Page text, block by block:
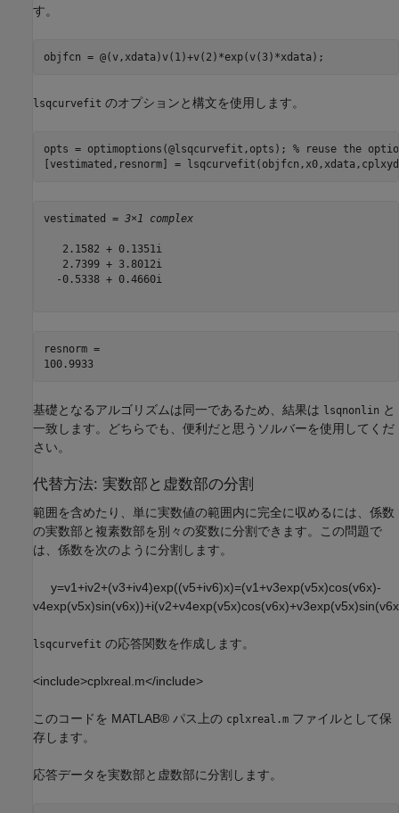
す。
objfcn = @(v,xdata)v(1)+v(2)*exp(v(3)*xdata);
lsqcurvefit のオプションと構文を使用します。
opts = optimoptions(@lsqcurvefit,opts); % reuse the
[vestimated,resnorm] =
vestimated = 3×1 complex
   2.1582 + 0.1351i
   2.7399 + 3.8012i
  -0.5338 + 0.4660i
resnorm =
100.9933
基礎となるアルゴリズムは同一であるため、結果は lsqnonlin と
一致します。どちらでも、便利だと思うソルバーを使用してくだ
さい。
代替方法: 実数部と虚数部の分割
範囲を含めたり、単に実数値の範囲内に完全に収めるには、係数
の実数部と複素数部を別々の変数に分割できます。この問題で
は、係数を次のように分割します。
y=v1+iv2+(v3+iv4)exp((v5+iv6)x)=(v1+v3exp(v5x)cos(v6x)-
v4exp(v5x)sin(v6x))+i(v2+v4exp(v5x)cos(v6x)+v3exp(v5x)sin(v6x
lsqcurvefit の応答関数を作成します。
<include>cplxreal.m</include>
このコードを MATLAB® パス上の cplxreal.m ファイルとして保
存します。
応答データを実数部と虚数部に分割します。